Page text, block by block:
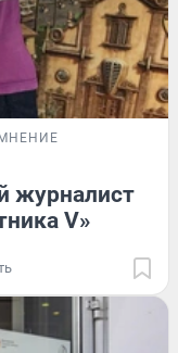
журналист
V»